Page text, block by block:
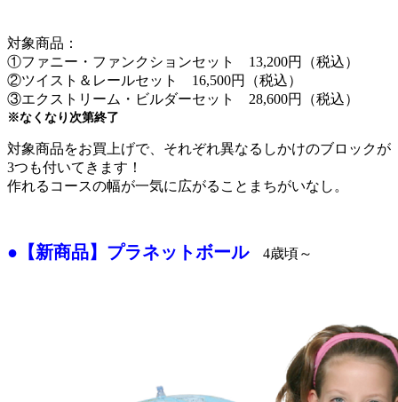
対象商品：
①ファニー・ファンクションセット 13,200円（税込）
②ツイスト＆レールセット 16,500円（税込）
③エクストリーム・ビルダーセット 28,600円（税込）
※なくなり次第終了
対象商品をお買上げで、それぞれ異なるしかけのブロックが
3つも付いてきます！
作れるコースの幅が一気に広がることまちがいなし。
●【新商品】プラネットボール4歳頃～